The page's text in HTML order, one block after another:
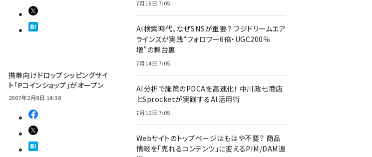
携帯向けドロップシッピングサイ
ト「Pコインショップ」がオープン
2007年2月8日 14:38
7月16日 7:05
AI検索時代、なぜSNSが重要？ フジドリームエア
ラインズが実践“フォロワー6倍・UGC200％
増”の舞台裏
7月14日 7:05
AI分析で施策のPDCAを高速化！ 中川政七商店
とSprocketが実践するAI活用術
7月10日 7:05
Webサイトのトップページはもはや不要？ 商品
情報を「売れるコンテンツ」に変えるPIM/DAM連